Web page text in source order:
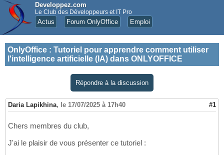
Developpez.com
Le Club des Développeurs et IT Pro
Actus Forum OnlyOffice Emploi
OnlyOffice : Tutoriel pour apprendre comment utiliser
l'intelligence artificielle (IA) dans ONLYOFFICE
Répondre à la discussion
Daria Lapikhina, le 17/07/2025 à 17h40 #1
Chers membres du club,
J'ai le plaisir de vous présenter ce tutoriel :